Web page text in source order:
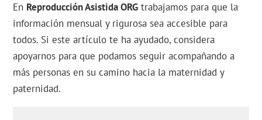
En Reproducción Asistida ORG trabajamos para que la
información mensual y rigurosa sea accesible para
todos. Si este artículo te ha ayudado, considera
apoyarnos para que podamos seguir acompañando a
más personas en su camino hacia la maternidad y
paternidad.